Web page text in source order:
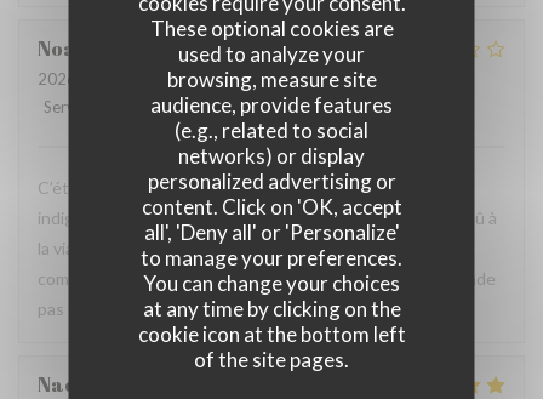
These optional cookies are
used to analyze your
browsing, measure site
audience, provide features
(e.g., related to social
networks) or display
personalized advertising or
content. Click on 'OK, accept
all', 'Deny all' or 'Personalize'
to manage your preferences.
You can change your choices
at any time by clicking on the
cookie icon at the bottom left
of the site pages.
Noah
2026-07-07
- 19:30 - Guests 6
Service
Ambiance:4/5 Food: 1/5 Value:1/5
C’était bon, mais suite à la soirée j’ai fait une violente
indigestion qui a nécessité un lavement. C’est sûrement dû à
la viande et au pain qui avaient un goût légèrement avarié,
comme si elle avait pris un coup de chaud. Je ne recommande
pas ce restaurant, mais je pense qu’il peut s’améliorer.
Naomi